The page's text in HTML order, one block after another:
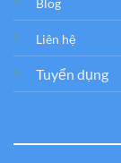
Blog
Liên hệ
Tuyển dụng